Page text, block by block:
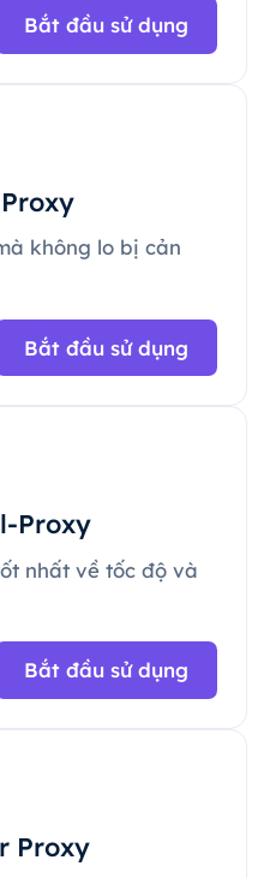
Bắt đầu sử dụng
không lo bị cản
Bắt đầu sử dụng
Proxy
nhất về tốc độ và
Bắt đầu sử dụng
Proxy